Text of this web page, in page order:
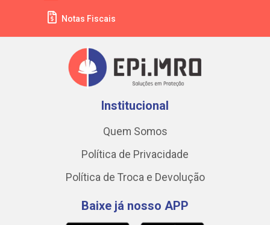
Notas Fiscais
Institucional
Quem Somos
Política de Privacidade
Política de Troca e Devolução
Baixe já nosso APP